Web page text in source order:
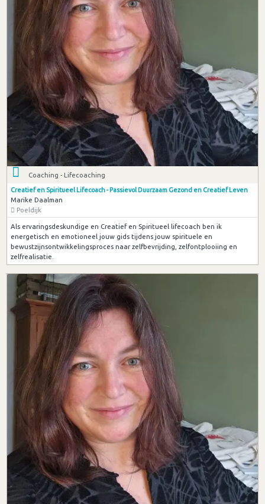
Coaching - Lifecoaching
Creatief en Spiritueel Lifecoach - Passievol Duurzaam Gezond en Creatief Leven
Marike Daalman
Poeldijk
Als ervaringsdeskundige en Creatief en Spiritueel lifecoach ben ik
energetisch en emotioneel jouw gids tijdens jouw spirituele en
bewustzijnsontwikkelingsproces naar zelfbevrijding, zelfontplooiing en
zelfrealisatie.